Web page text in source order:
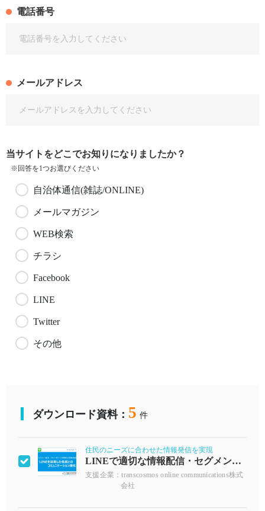
電話番号
メールアドレス
当サイトをどこでお知りになりましたか？
※回答を1つお選びください
自治体通信(雑誌/ONLINE)
メールマガジン
WEB検索
チラシ
Facebook
LINE
Twitter
その他
ダウンロード資料： 5 件
住民のニーズに合わせた情報発信を実現
LINEで適切な情報配信・セグメント配信
支援企業：transcosmos online communications株式
会社